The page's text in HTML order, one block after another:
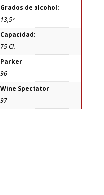
Grados de alcohol:
13,5º
Capacidad:
75 Cl.
Parker
96
Wine Spectator
97